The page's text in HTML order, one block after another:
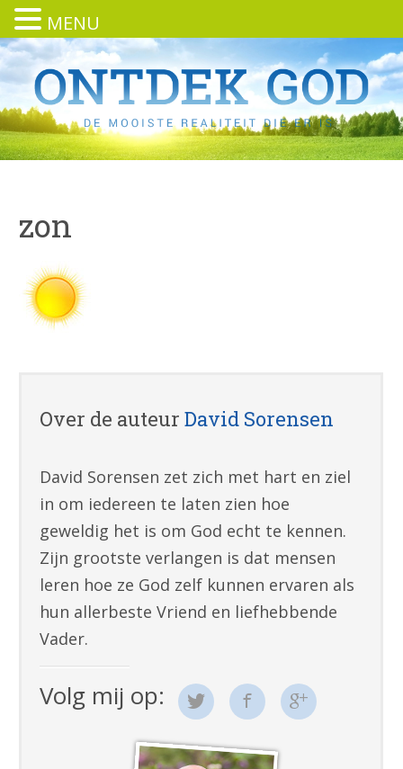
zon
Over de auteurDavid Sorensen
David Sorensen zet zich met hart en ziel
in om iedereen te laten zien hoe
geweldig het is om God echt te kennen.
Zijn grootste verlangen is dat mensen
leren hoe ze God zelf kunnen ervaren als
hun allerbeste Vriend en liefhebbende
Vader.
Volg mij op:
MENU